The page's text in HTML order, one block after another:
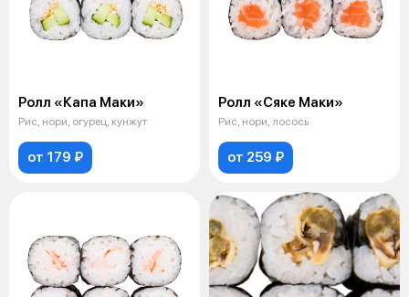
Ролл «Капа Маки»
Рис, нори, огурец, кунжут
от 179 ₽
Ролл «Сяке Маки»
Рис, нори, лосось
от 259 ₽